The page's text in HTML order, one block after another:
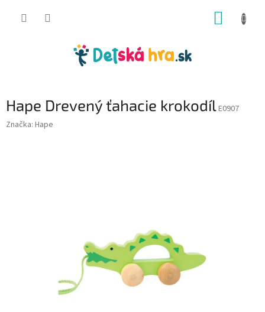
Hape Drevený ťahacie krokodílE0907
Značka: Hape